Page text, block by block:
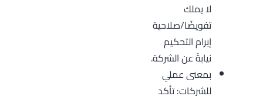
لا يملك
تفويضًا/صلاحية
إبرام التحكيم
نيابةً عن الشركة.
بمعنى عملي
للشركات: تأكد